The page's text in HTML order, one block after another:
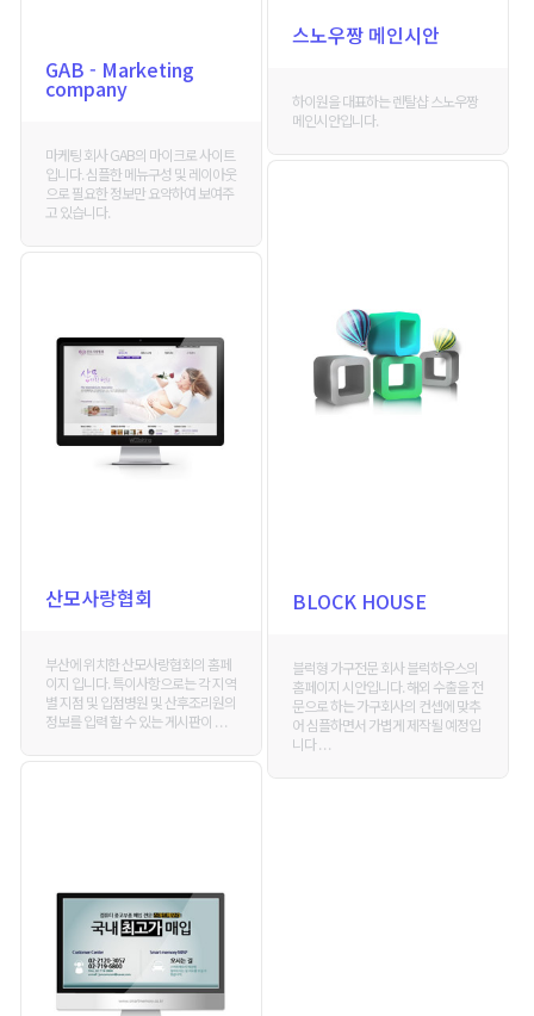
GAB - Marketing
company
마케팅 회사 GAB의 마이크로 사이트
입니다. 심플한 메뉴구성 및 레이아웃
으로 필요한 정보만 요약하여 보여주
고 있습니다.
스노우짱 메인시안
하이원을 대표하는 렌탈샵 스노우짱
메인시안입니다.
BLOCK HOUSE
블럭형 가구전문 회사 블럭하우스의
홈페이지 시안입니다. 해외 수출을 전
문으로 하는 가구회사의 컨셉에 맞추
어 심플하면서 가볍게 제작될 예정입
니다 . . .
산모사랑협회
부산에 위치한 산모사랑협회의 홈페
이지 입니다. 특이사항으로는 각 지역
별 지점 및 입점병원 및 산후조리원의
정보를 입력 할 수 있는 게시판이 . . .